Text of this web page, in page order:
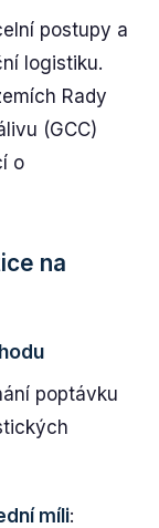
postupy a
logistiku.
Rady
(GCC)
o
na
poptávku
míli: